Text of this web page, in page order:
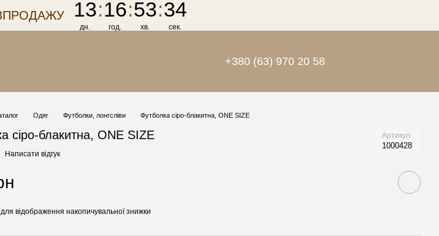
13:16:53:34
дн. год. хв. сек.
+380 (63) 970 20 58
Одяг Футболки, лонгсліви Футболка сіро-блакитна, ONE SIZE
сіро-блакитна, ONE SIZE Артикул
1000428
Написати відгук
для відображення накопичувальної знижки